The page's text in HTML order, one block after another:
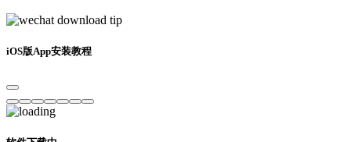
iOS版App安装教程